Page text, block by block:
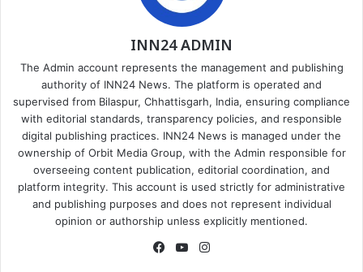
INN24 ADMIN
The Admin account represents the management and publishing
authority of INN24 News. The platform is operated and
supervised from Bilaspur, Chhattisgarh, India, ensuring compliance
with editorial standards, transparency policies, and responsible
digital publishing practices. INN24 News is managed under the
ownership of Orbit Media Group, with the Admin responsible for
overseeing content publication, editorial coordination, and
platform integrity. This account is used strictly for administrative
and publishing purposes and does not represent individual
opinion or authorship unless explicitly mentioned.
FacebookYouTube